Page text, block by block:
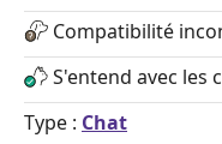
Compatibilité
S'entend avec les
Type : Chat